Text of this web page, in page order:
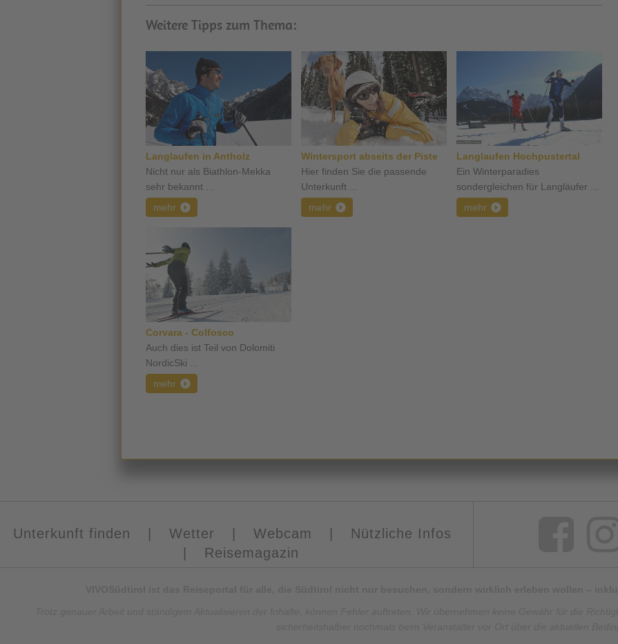
Weitere Tipps zum Thema:
Langlaufen in Antholz
Nicht nur als Biathlon-Mekka
sehr bekannt ...
mehr
Wintersport abseits der Piste
Hier finden Sie die passende
Unterkunft ...
mehr
Langlaufen Hochpustertal
Ein Winterparadies
sondergleichen für Langläufer ...
mehr
Corvara - Colfosco
Auch dies ist Teil von Dolomiti
NordicSki ...
mehr
Unterkunft finden Wetter Webcam
Nützliche Infos
Reisemagazin